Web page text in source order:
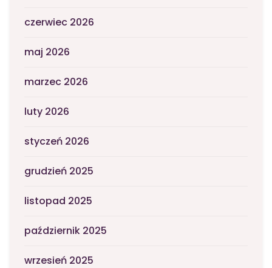
czerwiec 2026
maj 2026
marzec 2026
luty 2026
styczeń 2026
grudzień 2025
listopad 2025
październik 2025
wrzesień 2025